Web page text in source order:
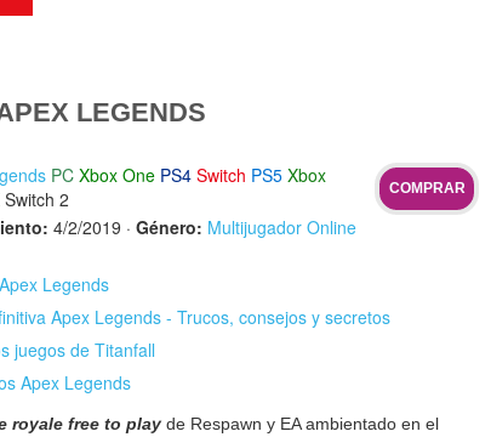
LEGENDS
PC Xbox One PS4 Switch PS5 Xbox
Switch 2
4/2/2019 · Género: Multijugador Online
COMPRAR
Legends
Apex Legends - Trucos, consejos y secretos
juegos de Titanfall
Apex Legends
royale free to play de Respawn y EA ambientado en el